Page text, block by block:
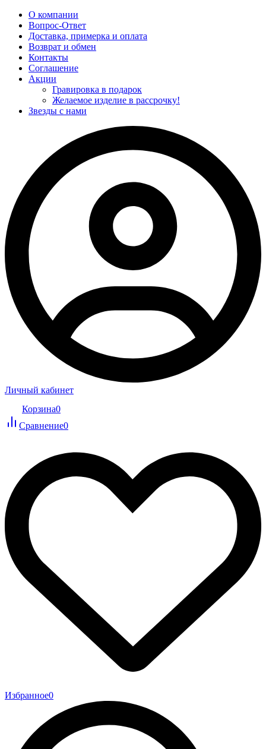
О компании
Вопрос-Ответ
Доставка, примерка и оплата
Возврат и обмен
Контакты
Соглашение
Акции
Гравировка в подарок
Желаемое изделие в рассрочку!
Звезды с нами
Личный кабинет
Корзина0
Сравнение0
Избранное0